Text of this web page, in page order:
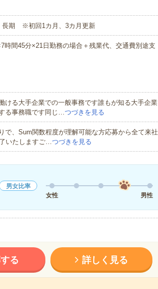
期 ※初回1カ月、3カ月更新
時間45分×21日勤務の場合＋残業代、交通費別途支
ける大手企業での一般事務です誰もが知る大手企業
る事務職です同じ…つづきを見る
で、Sum関数程度が理解可能な方応募から全て来社
いたしますご…つづきを見る
男女比率
女性
男性
る 詳しく見る